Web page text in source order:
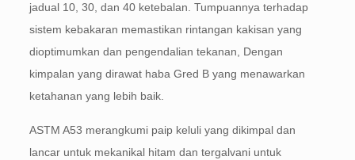
jadual 10, 30, dan 40 ketebalan. Tumpuannya terhadap
sistem kebakaran memastikan rintangan kakisan yang
dioptimumkan dan pengendalian tekanan, Dengan
kimpalan yang dirawat haba Gred B yang menawarkan
ketahanan yang lebih baik.
ASTM A53 merangkumi paip keluli yang dikimpal dan
lancar untuk mekanikal hitam dan tergalvani untuk